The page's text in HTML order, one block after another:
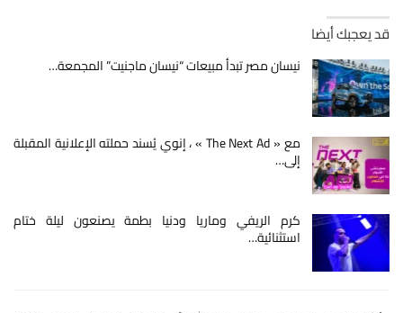
قد يعجبك أيضا
نيسان مصر تبدأ مبيعات “نيسان ماجنيت” المجمعة…
مع « The Next Ad » ، إنوي يُسند حملته الإعلانية المقبلة
إلى…
كرم الريفي وماريا ودنيا بطمة يصنعون ليلة ختام
استثنائية…